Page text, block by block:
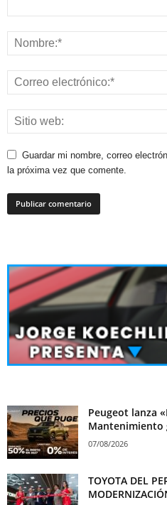
Guardar mi nombre, correo
la próxima vez que comente.
Peugeot lanza
Mantenimiento
07/08/2026
TOYOTA DEL